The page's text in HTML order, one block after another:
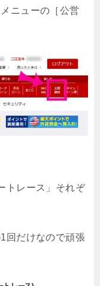
ニューの［公営
トレース」それぞ
回だけなので頑張